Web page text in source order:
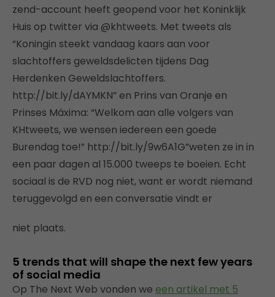
zend-account heeft geopend voor het Koninklijk
Huis op twitter via @khtweets. Met tweets als
“Koningin steekt vandaag kaars aan voor
slachtoffers geweldsdelicten tijdens Dag
Herdenken Geweldslachtoffers.
http://bit.ly/dAYMKN” en Prins van Oranje en
Prinses Máxima: “Welkom aan alle volgers van
KHtweets, we wensen iedereen een goede
Burendag toe!” http://bit.ly/9w6A1G”weten ze in in
een paar dagen al 15.000 tweeps te boeien. Echt
sociaal is de RVD nog niet, want er wordt niemand
teruggevolgd en een conversatie vindt er
niet plaats.
5 trends that will shape the next few years
of social media
Op The Next Web vonden we een artikel met 5